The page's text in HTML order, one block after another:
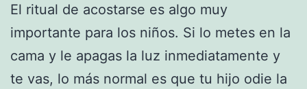
El ritual de acostarse es algo muy
importante para los niños. Si lo metes en la
cama y le apagas la luz inmediatamente y
te vas, lo más normal es que tu hijo odie la